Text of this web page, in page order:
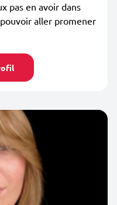
pas en avoir dans
aller promener